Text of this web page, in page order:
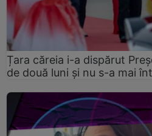
Țara căreia i-a dispărut
de două luni și nu s-a mai